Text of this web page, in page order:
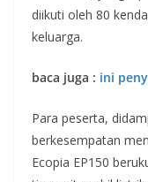
diikuti oleh 80
keluarga.
baca juga : ini
Para peserta,
berkesempatan
Ecopia EP150